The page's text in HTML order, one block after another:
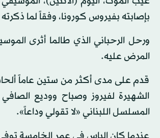
بإصابته بفيروس كورونا، وفقاً لما
ورحل الرحباني الذي طالما أثرى
المرض عليه.
قدم على مدى أكثر من ستين عاماً
الشهيرة لفيروز وصباح ووديع
المسلسل اللبناني «لا تقولي وداعاً».